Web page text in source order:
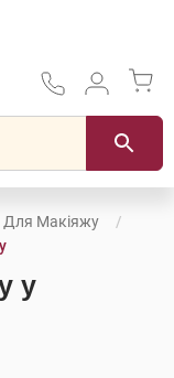
Для Макіяжу
у